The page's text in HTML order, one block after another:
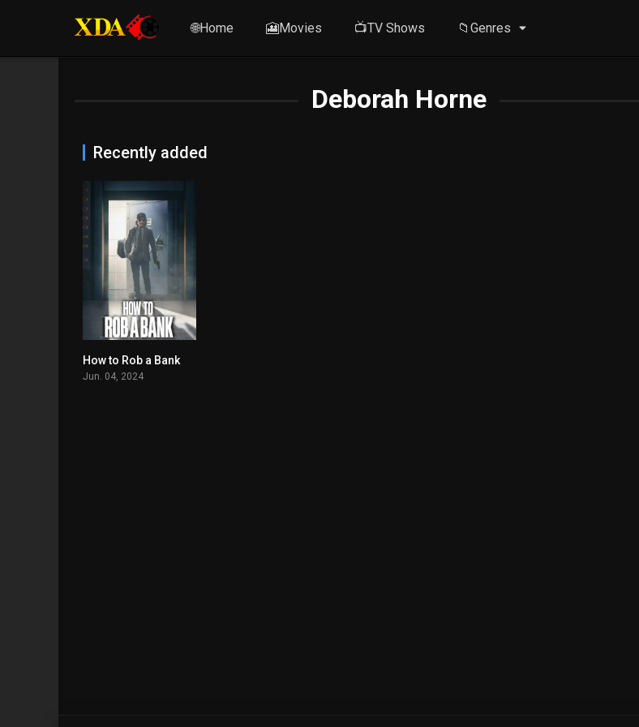
🌐Home 🎦Movies 📺TV Shows 📁Genres
Deborah Horne
Recently added
6.6
How to Rob a Bank
Jun. 04, 2024